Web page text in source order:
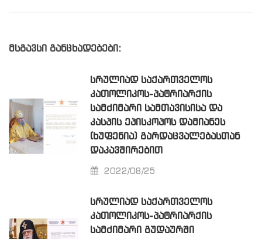
მსგავსი განცხადებები:
ᲡᲠᲣᲚᲘᲐᲓ ᲡᲐᲥᲐᲠᲗᲕᲔᲚᲝᲡ
ᲙᲐᲗᲝᲚᲘᲙᲝᲡ-ᲞᲐᲢᲠᲘᲐᲠᲥᲘᲡ
ᲡᲐᲛᲫᲘᲛᲐᲠᲘ ᲡᲐᲛᲗᲐᲕᲘᲡᲘᲡᲐ ᲓᲐ
ᲙᲐᲡᲞᲘᲡ ᲔᲞᲘᲡᲙᲝᲞᲝᲡ ᲓᲐᲛᲘᲐᲜᲔᲡ
(ᲮᲣᲤᲔᲜᲘᲐ) ᲒᲐᲠᲓᲐᲪᲕᲐᲚᲔᲑᲐᲡᲗᲐᲜ
ᲓᲐᲙᲐᲕᲨᲘᲠᲔᲑᲘᲗ
2022/08/25
ᲡᲠᲣᲚᲘᲐᲓ ᲡᲐᲥᲐᲠᲗᲕᲔᲚᲝᲡ
ᲙᲐᲗᲝᲚᲘᲙᲝᲡ-ᲞᲐᲢᲠᲘᲐᲠᲥᲘᲡ
ᲡᲐᲛᲫᲘᲛᲐᲠᲘ ᲒᲣᲓᲐᲣᲠᲨᲘ